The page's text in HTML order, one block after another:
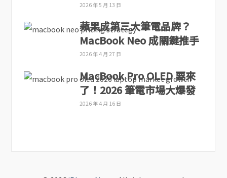
2026 年 5 月 13 日
蘋果成第三大筆電品牌？
MacBook Neo 成關鍵推手
2026 年 4 月 27 日
MacBook Pro OLED 要來
了！2026 筆電市場大爆發
2026 年 4 月 16 日